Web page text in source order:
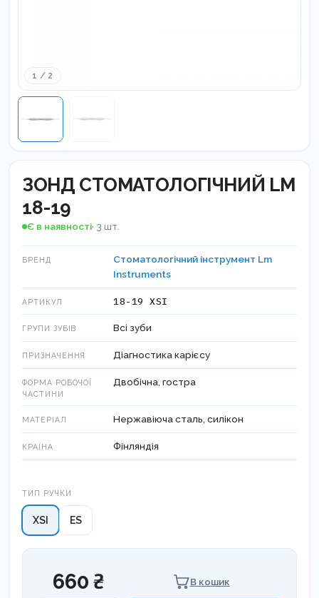
1 / 2
ЗОНД СТОМАТОЛОГІЧНИЙ LM
18-19
Є в наявності· 3 шт.
БРЕНД
Стоматологічний інструмент Lm
Instruments
АРТИКУЛ 18-19 XSI
ГРУПИ ЗУБІВ Всі зуби
ПРИЗНАЧЕННЯ Діагностика карієсу
ФОРМА РОБОЧОЇ
ЧАСТИНИ
Двобічна, гостра
МАТЕРІАЛ Нержавіюча сталь, силікон
КРАЇНА Фінляндія
ТИП РУЧКИ
XSI ES
660 ₴ В кошик